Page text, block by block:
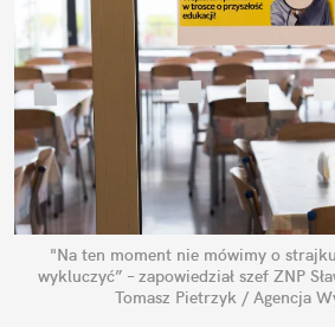
"Na ten moment nie mówimy o
wykluczyć” – zapowiedział szef ZNP
Tomasz Pietrzyk / Agencja